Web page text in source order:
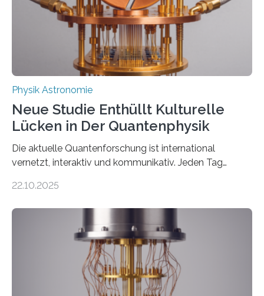
gefunden. Kurz darauf konnte man zeigen, dass sich
Thorium tatsächlich nutzen lässt, um hochpräzise…
Physik Astronomie
Neue Studie Enthüllt Kulturelle
Lücken in Der Quantenphysik
Die aktuelle Quantenforschung ist international
vernetzt, interaktiv und kommunikativ. Jeden Tag
oft von Autor*innen, die eng zusammenarbeiten. Neue
werden schnell weiterentwickelt. Dies ist der Alltag in
der Forschung der Quantentheorie, die dieses Jahr 100
Jahre alt geworden ist, weshalb die UNESCO 2025 zum
Internationalen Jahr der Quantenwissenschaft und -
technologie ausgerufen hat. Doch nun hat eine
22.10.2025